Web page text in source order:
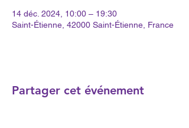
14 déc. 2024, 10:00 – 19:30
Saint-Étienne, 42000 Saint-Étienne, France
Partager cet événement